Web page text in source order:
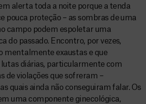
alerta toda a noite porque a tenda
pouca proteção – as sombras de uma
campo podem espoletar uma
do passado. Encontro, por vezes,
mentalmente exaustas e que
lutas diárias, particularmente com
de violações que sofreram –
quais ainda não conseguiram falar. Os
uma componente ginecológica,